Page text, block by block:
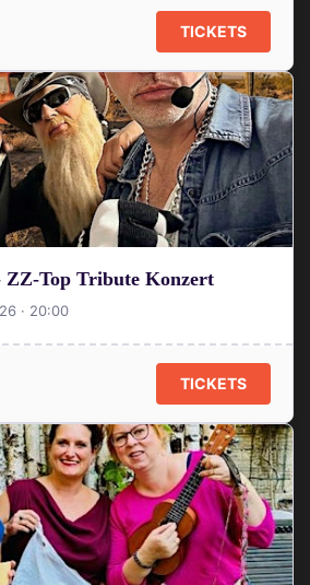
TICKETS
ZZ-Top Tribute Konzert
· 20:00
TICKETS